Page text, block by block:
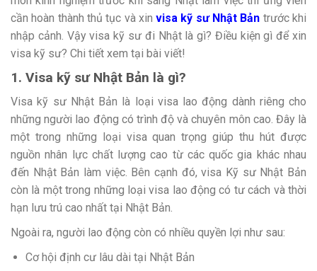
cần hoàn thành thủ tục và xinvisa kỹ sư Nhật Bản trước khi
nhập cảnh. Vậy visa kỹ sư đi Nhật là gì? Điều kiện gì để xin
visa kỹ sư? Chi tiết xem tại bài viết!
1. Visa kỹ sư Nhật Bản là gì?
Visa kỹ sư Nhật Bản là loại visa lao động dành riêng cho
những người lao động có trình độ và chuyên môn cao. Đây là
một trong những loại visa quan trọng giúp thu hút được
nguồn nhân lực chất lượng cao từ các quốc gia khác nhau
đến Nhật Bản làm việc. Bên cạnh đó, visa Kỹ sư Nhật Bản
còn là một trong những loại visa lao động có tư cách và thời
hạn lưu trú cao nhất tại Nhật Bản.
Ngoài ra, người lao động còn có nhiều quyền lợi như sau:
Cơ hội định cư lâu dài tại Nhật Bản